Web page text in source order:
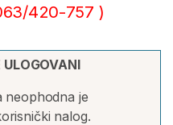
420-757 )
ULOGOVANI
neophodna je
nalog.